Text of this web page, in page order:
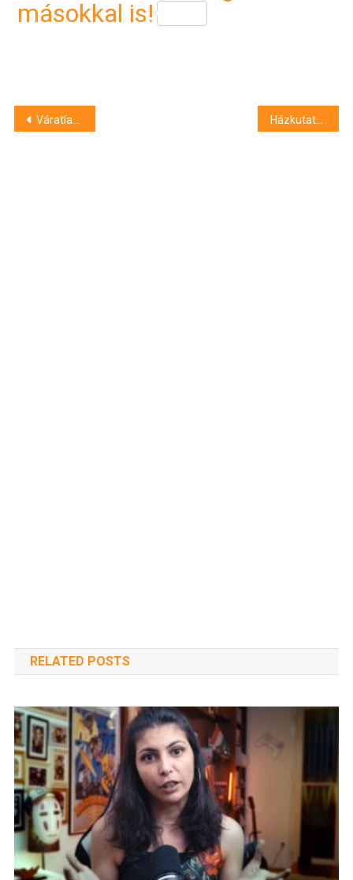
másokkal is!
Bejegyzés
Váratlan fordulat lehet a hajdúszoboszlói családi tragédiában
RELATED POSTS